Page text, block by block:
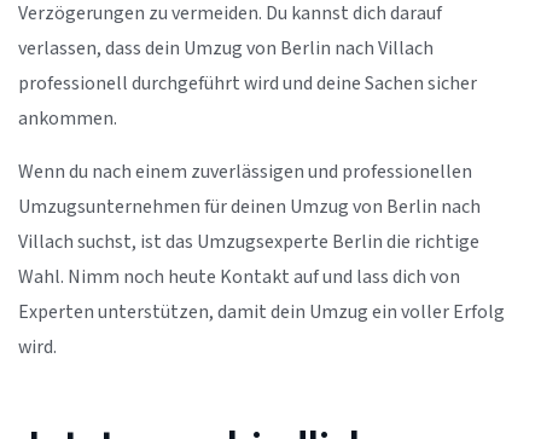
Verzögerungen zu vermeiden. Du kannst dich darauf
verlassen, dass dein Umzug von Berlin nach Villach
professionell durchgeführt wird und deine Sachen sicher
ankommen.
Wenn du nach einem zuverlässigen und professionellen
Umzugsunternehmen für deinen Umzug von Berlin nach
Villach suchst, ist das Umzugsexperte Berlin die richtige
Wahl. Nimm noch heute Kontakt auf und lass dich von
Experten unterstützen, damit dein Umzug ein voller Erfolg
wird.